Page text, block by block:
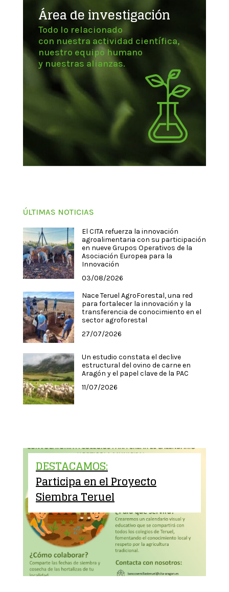
Área de investigación
Todo lo relacionado
con nuestra actividad científica,
nuestro equipo humano
y nuestras alianzas.
ÚLTIMAS NOTICIAS
El CITA refuerza la innovación
agroalimentaria con su participación
en nueve Grupos Operativos de la
Asociación Europea para la
Innovación
03/08/2026
Nace Teruel AgroForestal, una red
para fortalecer la innovación y la
transferencia de conocimiento en el
sector agroforestal
27/07/2026
Un estudio constata el declive
estructural del ovino de carne en
Aragón y el papel clave de la PAC
11/07/2026
DESTACAMOS:
Participa en el Proyecto
Siembra Teruel